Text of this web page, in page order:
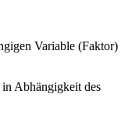
Variable (Faktor)
Abhängigkeit des